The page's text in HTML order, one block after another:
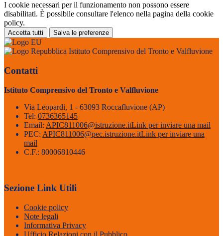
I cookie necessari per il funzionamento non possono essere
disabilitati. È possibile consultare l'elenco nella pagina della cookie
policy.
Accetta tutti Salva le preferenze
Istituto Comprensivo del Tronto e Valfluvione
Contatti
Istituto Comprensivo del Tronto e Valfluvione
Via Leopardi, 1 - 63093 Roccafluvione (AP)
Tel: 0736365145
Email: APIC811006@istruzione.itLink per inviare una mail
PEC: APIC811006@pec.istruzione.itLink per inviare una
mail
C.F.: 80006810446
Sezione Link Utili
Cookie policy
Note legali
Informativa Privacy
Ufficio Relazioni con il Pubblico